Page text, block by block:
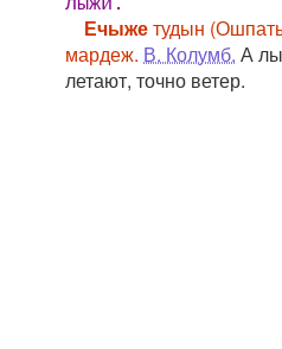
Ечыжетудын
мардеж. В. Колумб. А
летают, точно ветер.